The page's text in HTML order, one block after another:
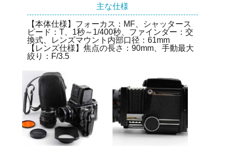
主な仕様
【本体仕様】フォーカス：MF、シャッタース
ピード：T、1秒～1/400秒、ファインダー：交
換式、レンズマウント内部口径：61mm
【レンズ仕様】焦点の長さ：90mm、手動最大
絞り：F/3.5